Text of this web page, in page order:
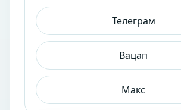
Телеграм
Вацап
Макс